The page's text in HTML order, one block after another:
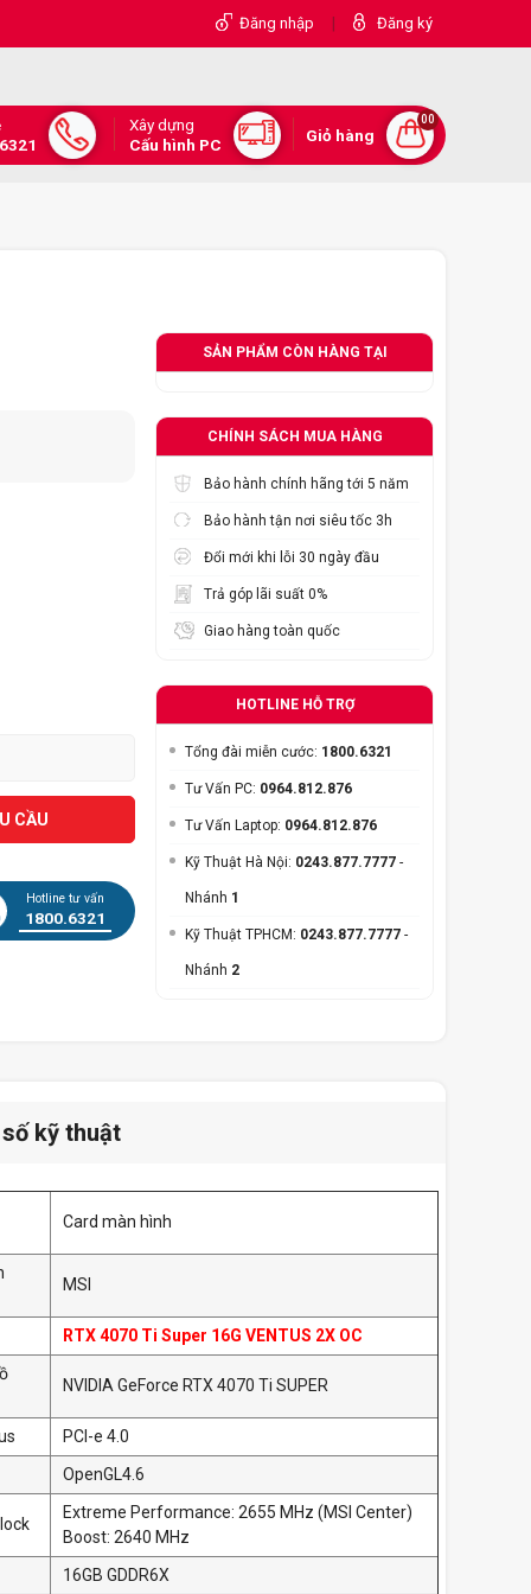
Đăng nhập | Đăng ký
Xây dựng
Cấu hình PC
Giỏ hàng
00
CẦU
Hotline tư vấn
1800.6321
SẢN PHẨM CÒN HÀNG TẠI
CHÍNH SÁCH MUA HÀNG
Bảo hành chính hãng tới 5 năm
Bảo hành tận nơi siêu tốc 3h
Đổi mới khi lỗi 30 ngày đầu
Trả góp lãi suất 0%
Giao hàng toàn quốc
HOTLINE HỖ TRỢ
Tổng đài miễn cước: 1800.6321
Tư Vấn PC: 0964.812.876
Tư Vấn Laptop: 0964.812.876
Kỹ Thuật Hà Nội: 0243.877.7777 -
Nhánh 1
Kỹ Thuật TPHCM: 0243.877.7777 -
Nhánh 2
kỹ thuật
Card màn hình
MSI
RTX 4070 Ti Super 16G VENTUS 2X OC
NVIDIA GeForce RTX 4070 Ti SUPER
PCI-e 4.0
OpenGL4.6
Extreme Performance: 2655 MHz (MSI Center)
Boost: 2640 MHz
16GB GDDR6X